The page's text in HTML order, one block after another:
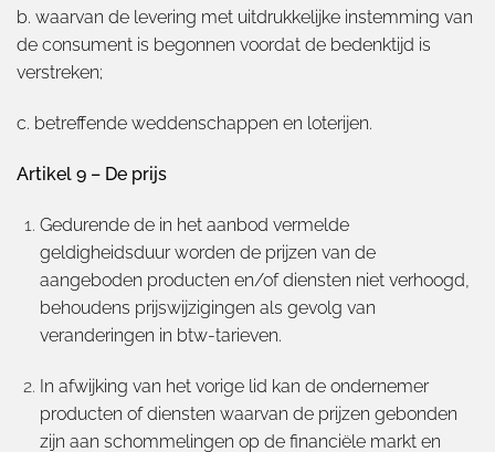
b. waarvan de levering met uitdrukkelijke instemming van
de consument is begonnen voordat de bedenktijd is
verstreken;
c. betreffende weddenschappen en loterijen.
Artikel 9 – De prijs
Gedurende de in het aanbod vermelde
geldigheidsduur worden de prijzen van de
aangeboden producten en/of diensten niet verhoogd,
behoudens prijswijzigingen als gevolg van
veranderingen in btw-tarieven.
In afwijking van het vorige lid kan de ondernemer
producten of diensten waarvan de prijzen gebonden
zijn aan schommelingen op de financiële markt en